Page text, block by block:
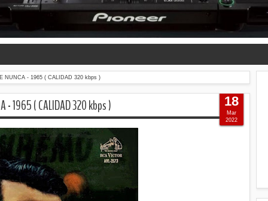
NUNCA - 1965 ( CALIDAD 320 kbps )
- 1965 ( CALIDAD 320 kbps ) 18
Mar
2022